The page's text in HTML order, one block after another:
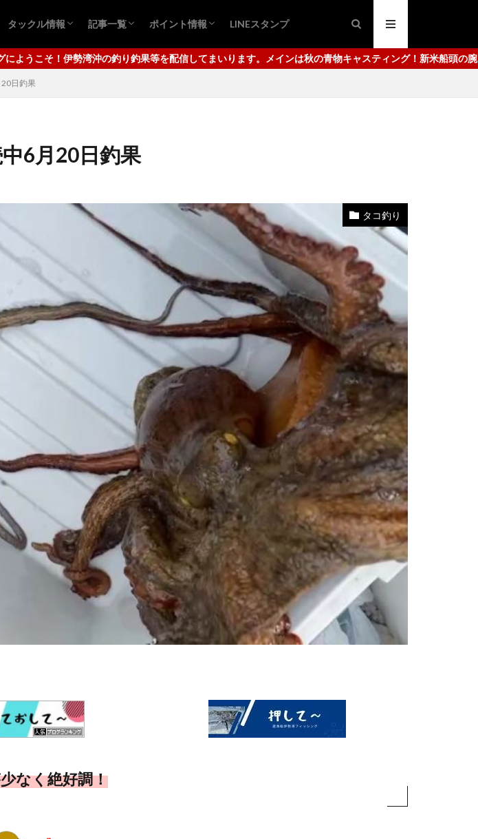
タックル情報
おすすめ商品
青物ルアー
シーバスルアー
記事一覧
青物キャスティング
シーバスゲーム
ロックフィッシュ
クロダイ釣り
アジ
ワタリガニ
タコ釣り
ポイント情報
四日市港
千代崎港
LINEスタンプ
してまいります。メインは秋の青物キャスティング！新米船頭の腕っぷしをご覧ください。使用しているタ
日釣果
6月20日釣果
タコ釣り
なく絶好調！